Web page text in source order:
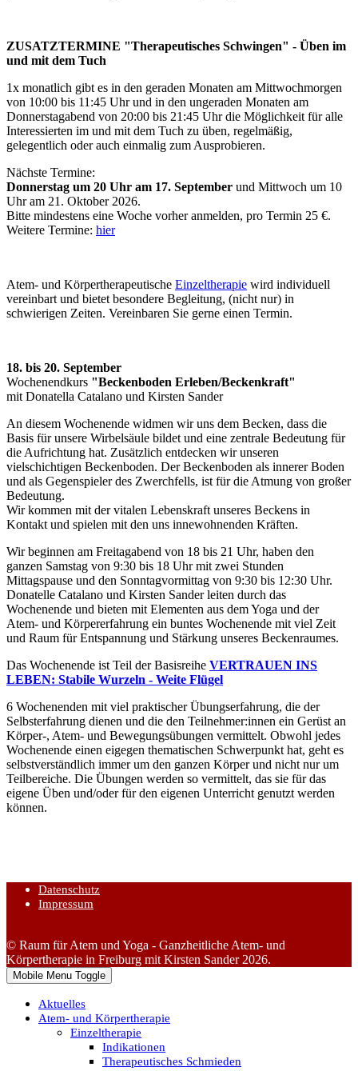
ZUSATZTERMINE "Therapeutisches Schwingen" - Üben im
und mit dem Tuch
1x monatlich gibt es in den geraden Monaten am Mittwochmorgen
von 10:00 bis 11:45 Uhr und in den ungeraden Monaten am
Donnerstagabend von 20:00 bis 21:45 Uhr die Möglichkeit für alle
Interessierten im und mit dem Tuch zu üben, regelmäßig,
gelegentlich oder auch einmalig zum Ausprobieren.
Nächste Termine:
Donnerstag um 20 Uhr am 17. September und Mittwoch um 10
Uhr am 21. Oktober 2026.
Bitte mindestens eine Woche vorher anmelden, pro Termin 25 €.
Weitere Termine: hier
Atem- und Körpertherapeutische Einzeltherapie wird individuell
vereinbart und bietet besondere Begleitung, (nicht nur) in
schwierigen Zeiten. Vereinbaren Sie gerne einen Termin.
18. bis 20. September
Wochenendkurs "Beckenboden Erleben/Beckenkraft"
mit Donatella Catalano und Kirsten Sander
An diesem Wochenende widmen wir uns dem Becken, dass die
Basis für unsere Wirbelsäule bildet und eine zentrale Bedeutung für
die Aufrichtung hat. Zusätzlich entdecken wir unseren
vielschichtigen Beckenboden. Der Beckenboden als innerer Boden
und als Gegenspieler des Zwerchfells, ist für die Atmung von großer
Bedeutung.
Wir kommen mit der vitalen Lebenskraft unseres Beckens in
Kontakt und spielen mit den uns innewohnenden Kräften.
Wir beginnen am Freitagabend von 18 bis 21 Uhr, haben den
ganzen Samstag von 9:30 bis 18 Uhr mit zwei Stunden
Mittagspause und den Sonntagvormittag von 9:30 bis 12:30 Uhr.
Donatelle Catalano und Kirsten Sander leiten durch das
Wochenende und bieten mit Elementen aus dem Yoga und der
Atem- und Körpererfahrung ein buntes Wochenende mit viel Zeit
und Raum für Entspannung und Stärkung unseres Beckenraumes.
Das Wochenende ist Teil der Basisreihe VERTRAUEN INS
LEBEN: Stabile Wurzeln - Weite Flügel
6 Wochenenden mit viel praktischer Übungserfahrung, die der
Selbsterfahrung dienen und die den Teilnehmer:innen ein Gerüst an
Körper-, Atem- und Bewegungsübungen vermittelt. Obwohl jedes
Wochenende einen eigegen thematischen Schwerpunkt hat, geht es
selbstverständlich immer um den ganzen Körper und nicht nur um
Teilbereiche. Die Übungen werden so vermittelt, das sie für das
eigene Üben und/oder für den eigenen Unterricht genutzt werden
können.
Datenschutz
Impressum
© Raum für Atem und Yoga - Ganzheitliche Atem- und
Körpertherapie in Freiburg mit Kirsten Sander 2026.
Mobile Menu Toggle
Aktuelles
Atem- und Körpertherapie
Einzeltherapie
Indikationen
Therapeutisches Schmieden